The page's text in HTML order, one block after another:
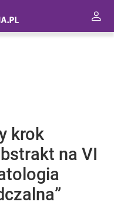
krok
na VI